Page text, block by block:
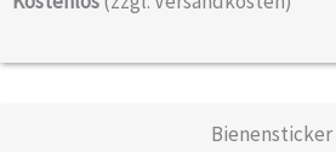
Bienensticker